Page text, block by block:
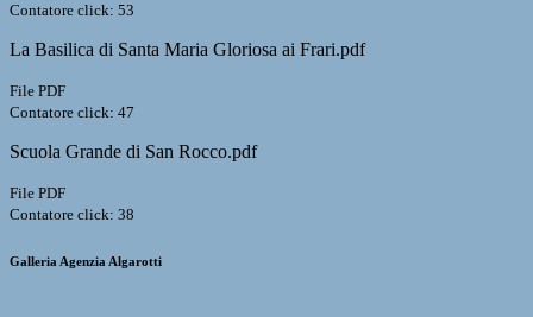
Contatore click: 53
La Basilica di Santa Maria Gloriosa ai Frari.pdf
File PDF
Contatore click: 47
Scuola Grande di San Rocco.pdf
File PDF
Contatore click: 38
Galleria Agenzia Algarotti